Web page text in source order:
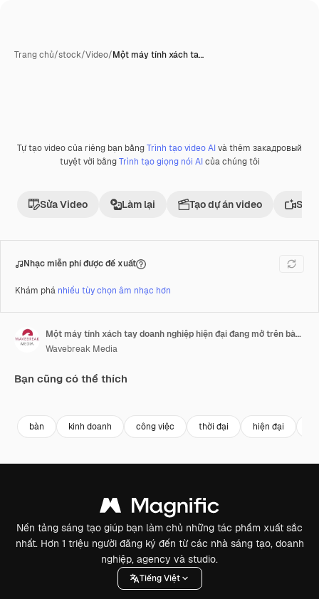
Trang chủ/stock/Video/Một máy tính xách ta…
Phần thưởng
Tự tạo video của riêng bạn bằngTrình tạo video AIvà thêm закадровый
tuyệt vời bằngTrình tạo giọng nói AIcủa chúng tôi
Sửa Video Làm lại Tạo dự án video Sử
Nhạc miễn phí được đề xuất
Khám phá nhiều tùy chọn âm nhạc hơn
Một máy tính xách tay doanh nghiệp hiện đại đang mở trên bàn làm việc tại văn phòng, có không gian trống
Wavebreak Media
Bạn cũng có thể thích
bàn kinh doanh công việc thời đại hiện đại
Nền tảng sáng tạo giúp bạn làm chủ những tác phẩm xuất sắc
nhất. Hơn 1 triệu người đăng ký đến từ các nhà sáng tạo, doanh
nghiệp, agency và studio.
Tiếng Việt